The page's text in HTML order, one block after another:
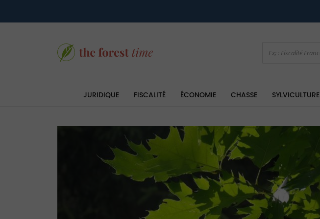
JURIDIQUE FISCALITÉ ÉCONOMIE CHASSE SYLVICULTURE